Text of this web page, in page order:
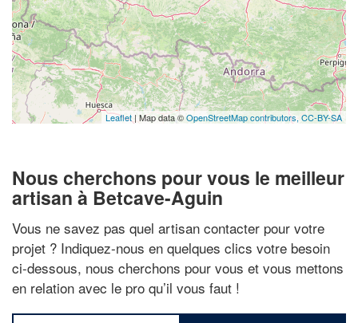
Leaflet | Map data ©OpenStreetMap contributors, CC-BY-SA
Nous cherchons pour vous le meilleur
artisan à Betcave-Aguin
Vous ne savez pas quel artisan contacter pour votre
projet ? Indiquez-nous en quelques clics votre besoin
ci-dessous, nous cherchons pour vous et vous mettons
en relation avec le pro qu’il vous faut !